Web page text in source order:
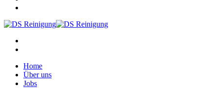
Home
Über uns
Jobs